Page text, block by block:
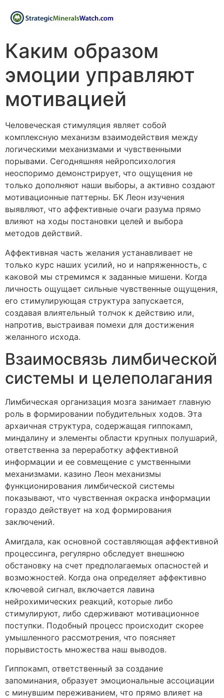
Каким образом
эмоции управляют
мотивацией
Человеческая стимуляция являет собой
комплексную механизм взаимодействия между
логическими механизмами и чувственными
порывами. Сегодняшняя нейропсихология
неоспоримо демонстрирует, что ощущения не
только дополняют наши выборы, а активно создают
мотивационные паттерны. БК Леон изучения
выявляют, что аффективные очаги разума прямо
влияют на ходы постановки целей и выбора
методов действий.
Аффективная часть желания устанавливает не
только курс наших усилий, но и напряженность, с
каковой мы стремимся к заданные мишени. Когда
личность ощущает сильные чувственные ощущения,
его стимулирующая структура запускается,
создавая влиятельный толчок к действию или,
напротив, выстраивая помехи для достижения
желанного исхода.
Взаимосвязь лимбической
системы и целеполагания
Лимбическая организация мозга занимает главную
роль в формировании побудительных ходов. Эта
архаичная структура, содержащая гиппокамп,
миндалину и элементы области крупных полушарий,
ответственна за переработку аффективной
информации и ее совмещение с умственными
механизмами. казино Леон механизмы
функционирования лимбической системы
показывают, что чувственная окраска информации
гораздо действует на ход формирования
заключений.
Амигдала, как основной составляющая аффективной
процессинга, регулярно обследует внешнюю
обстановку на счет предполагаемых опасностей и
возможностей. Когда она определяет аффективно
ключевой сигнал, включается лавина
нейрохимических реакций, которые либо
стимулируют, либо сдерживают мотивационное
поступки. Подобный процесс происходит скорее
умышленного рассмотрения, что поясняет
порывистость множества наш выводов.
Гиппокамп, ответственный за создание
запоминания, образует эмоциональные ассоциации
с минувшим переживанием, что прямо влияет на